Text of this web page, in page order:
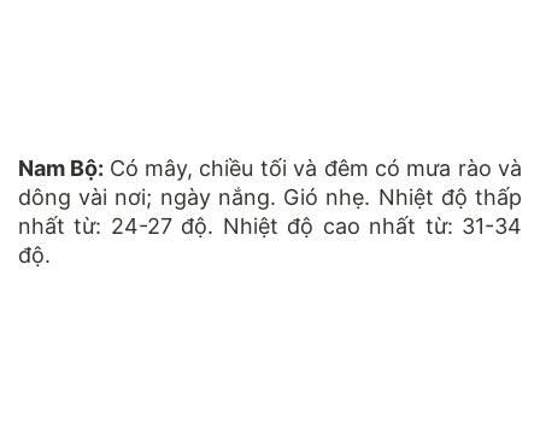
Nam Bộ: Có mây, chiều tối và đêm có mưa rào và
dông vài nơi; ngày nắng. Gió nhẹ. Nhiệt độ thấp
nhất từ: 24-27 độ. Nhiệt độ cao nhất từ: 31-34
độ.